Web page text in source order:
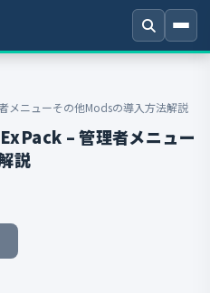
メニューその他Modsの導入方法解説
– 管理者メニュー
説